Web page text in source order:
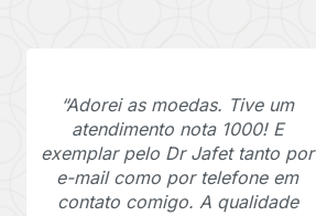
“Adorei as moedas. Tive um
atendimento nota 1000! E
exemplar pelo Dr Jafet tanto por
e-mail como por telefone em
contato comigo. A qualidade